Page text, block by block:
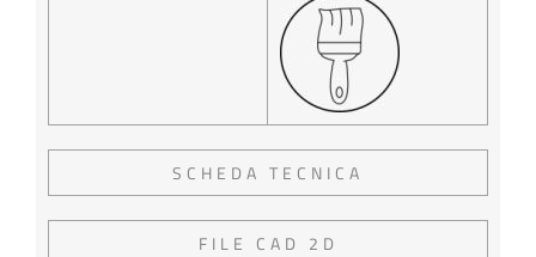
SCHEDA TECNICA
FILE CAD 2D